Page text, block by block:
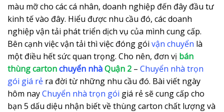
màu mỡ cho các cá nhân, doanh nghiệp đến đây đầu tư
kinh tế vào đây. Hiểu được nhu cầu đó, các doanh
nghiệp vận tải phát triển dịch vụ của mình cung cấp.
Bên cạnh việc vận tải thì việc đóng gói vận chuyển là
một điều hết sức quan trọng. Cho nên, đơn vị bán
thùng cartonchuyển nhàQuận 2 – Chuyển nhà trọn
gói giá rẻ ra đời từ những nhu cầu đó. Bài viết ngày
hôm nayChuyển nhà trọn gói giá rẻ sẽ cung cấp cho
bạn 5 dấu diệu nhận biết về thùng carton chất lượng và